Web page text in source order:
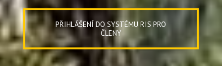
PŘIHLÁŠENÍ DO SYSTÉMU RIS PRO
ČLENY